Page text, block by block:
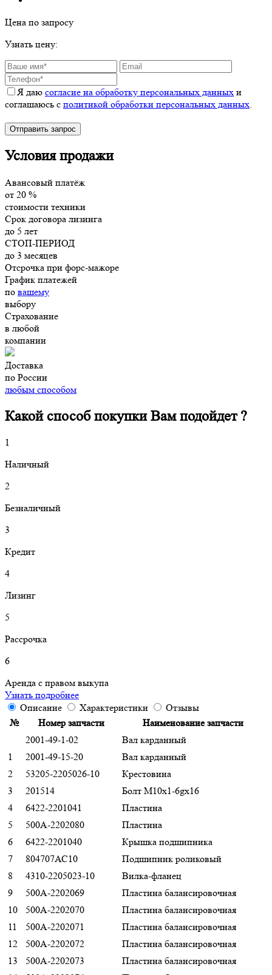
Цена по запросу
Узнать цену:
Я даю согласие на обработку персональных данных и
соглашаюсь с политикой обработки персональных данных.
Условия продажи
Авансовый платёж
от 20 %
стоимости техники
Срок договора лизинга
до 5 лет
СТОП-ПЕРИОД
до 3 месяцев
Отсрочка при форс-мажоре
График платежей
по вашему
выбору
Страхование
в любой
компании
Доставка
по России
любым способом
Какой способ покупки Вам подойдет ?
1
Наличный
2
Безналичный
3
Кредит
4
Лизинг
5
Рассрочка
6
Аренда с правом выкупа
Узнать подробнее
Описание
Характеристики
Отзывы
№
Номер запчасти
Наименование запчасти
2001-49-1-02
Вал карданный
1
2001-49-15-20
Вал карданный
2
53205-2205026-10
Крестовина
3
201514
Болт М10x1-6gx16
4
6422-2201041
Пластина
5
500А-2202080
Пластина
6
6422-2201040
Крышка подшипника
7
804707АС10
Подшипник роликовый
8
4310-2205023-10
Вилка-фланец
9
500А-2202069
Пластина балансировочная
10
500А-2202070
Пластина балансировочная
11
500А-2202071
Пластина балансировочная
12
500А-2202072
Пластина балансировочная
13
500А-2202073
Пластина балансировочная